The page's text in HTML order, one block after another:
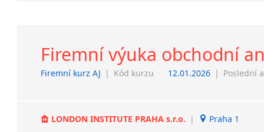
Firemní výuka obchodní
Firemní kurz AJ | Kód kurzu 12.01.2026 | Poslední
LONDON INSTITUTE PRAHA s.r.o. | Praha 1